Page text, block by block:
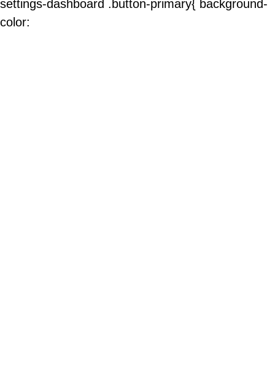
settings-dashboard .button-primary{ background-
color: